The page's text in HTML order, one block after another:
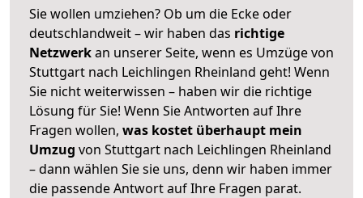
Sie wollen umziehen? Ob um die Ecke oder
deutschlandweit – wir haben das richtige
Netzwerkan unserer Seite, wenn es Umzüge von
Stuttgart nach Leichlingen Rheinland geht! Wenn
Sie nicht weiterwissen – haben wir die richtige
Lösung für Sie! Wenn Sie Antworten auf Ihre
Fragen wollen, was kostet überhaupt mein
Umzug von Stuttgart nach Leichlingen Rheinland
– dann wählen Sie sie uns, denn wir haben immer
die passende Antwort auf Ihre Fragen parat.